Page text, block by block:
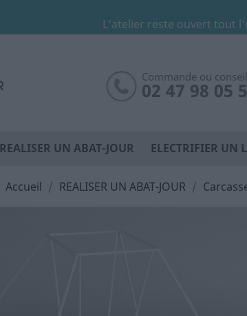
L'atelier reste ouvert tout
Commande ou
02 47 98 05
REALISER UN ABAT-JOUR ELECTRIFIER UN
Accueil REALISER UN ABAT-JOUR